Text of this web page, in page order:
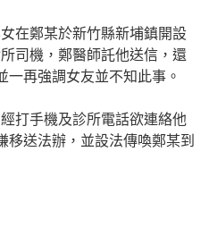
在鄭某於新竹縣新埔鎮開設
司機，鄭醫師託他送信，還
再強調女友並不知此事。
打手機及診所電話欲連絡他
移送法辦，並設法傳喚鄭某到